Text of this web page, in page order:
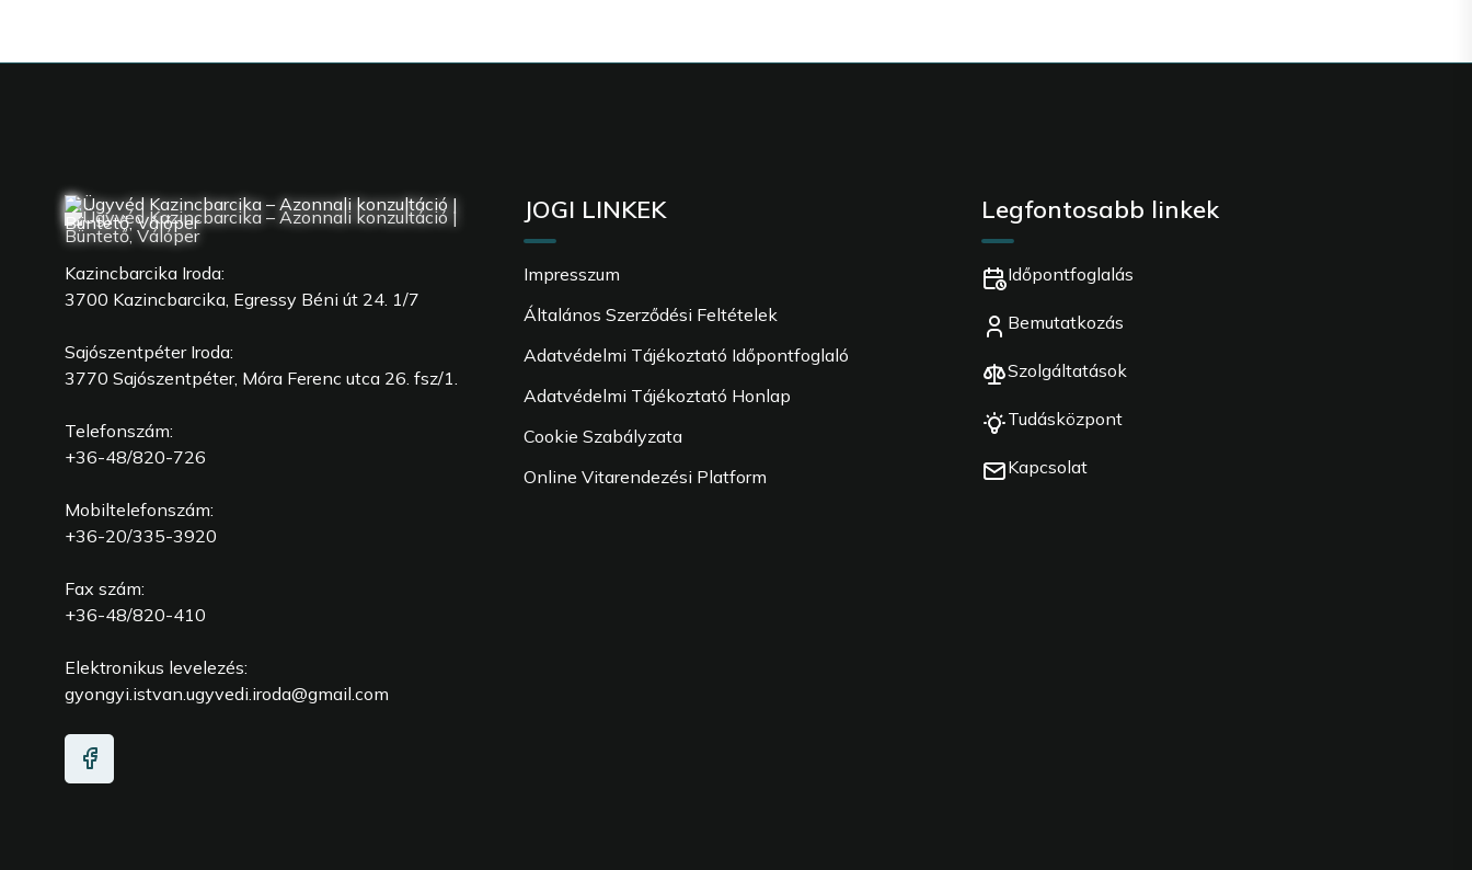
Kazincbarcika Iroda:
3700 Kazincbarcika, Egressy Béni út 24. 1/7
Sajószentpéter Iroda:
3770 Sajószentpéter, Móra Ferenc utca 26. fsz/1.
Telefonszám:
+36-48/820-726
Mobiltelefonszám:
+36-20/335-3920
Fax szám:
+36-48/820-410
Elektronikus levelezés:
gyongyi.istvan.ugyvedi.iroda@gmail.com
JOGI LINKEK
Impresszum
Általános Szerződési Feltételek
Adatvédelmi Tájékoztató Időpontfoglaló
Adatvédelmi Tájékoztató Honlap
Cookie Szabályzata
Online Vitarendezési Platform
Legfontosabb linkek
Időpontfoglalás
Bemutatkozás
Szolgáltatások
Tudásközpont
Kapcsolat